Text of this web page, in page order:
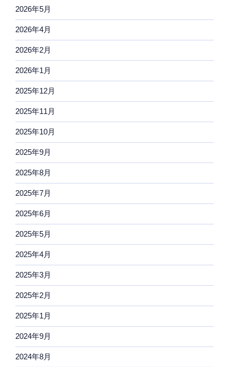
2026年5月
2026年4月
2026年2月
2026年1月
2025年12月
2025年11月
2025年10月
2025年9月
2025年8月
2025年7月
2025年6月
2025年5月
2025年4月
2025年3月
2025年2月
2025年1月
2024年9月
2024年8月